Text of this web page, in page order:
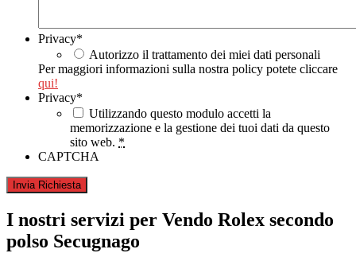
Privacy*
Autorizzo il trattamento dei miei dati personali
Per maggiori informazioni sulla nostra policy potete cliccare
qui!
Privacy*
Utilizzando questo modulo accetti la
memorizzazione e la gestione dei tuoi dati da questo
sito web. *
CAPTCHA
I nostri servizi per Vendo Rolex secondo
polso Secugnago